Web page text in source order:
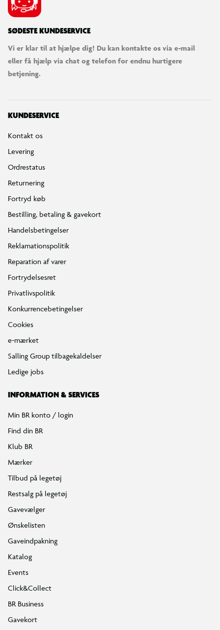
SØDESTE KUNDESERVICE
Vi er klar til at hjælpe dig! Du kan kontakte os via e-mail
eller få hjælp via chat og telefon for endnu hurtigere
betjening.
KUNDESERVICE
Kontakt os
Levering
Ordrestatus
Returnering
Fortryd køb
Bestilling, betaling & gavekort
Handelsbetingelser
Reklamationspolitik
Reparation af varer
Fortrydelsesret
Privatlivspolitik
Konkurrencebetingelser
Cookies
e-mærket
Salling Group tilbagekaldelser
Ledige jobs
INFORMATION & SERVICES
Min BR konto / login
Find din BR
Klub BR
Mærker
Tilbud på legetøj
Restsalg på legetøj
Gavevælger
Ønskelisten
Gaveindpakning
Katalog
Events
Click&Collect
BR Business
Gavekort